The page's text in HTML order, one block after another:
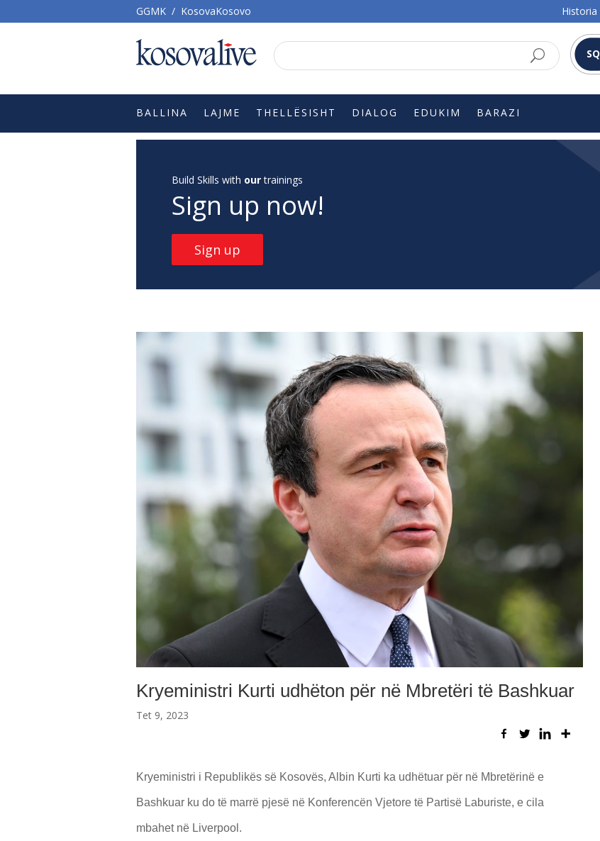
GGMK / KosovaKosovo Historia
SQ
BALLINA LAJME THELLËSISHT DIALOG EDUKIM BARAZI
Build Skills with ourtrainings
Sign up now!
Sign up
Kryeministri Kurti udhëton për në Mbretëri të Bashkuar
Tet 9, 2023
Kryeministri i Republikës së Kosovës, Albin Kurti ka udhëtuar për në Mbretërinë e
Bashkuar ku do të marrë pjesë në Konferencën Vjetore të Partisë Laburiste, e cila
mbahet në Liverpool.